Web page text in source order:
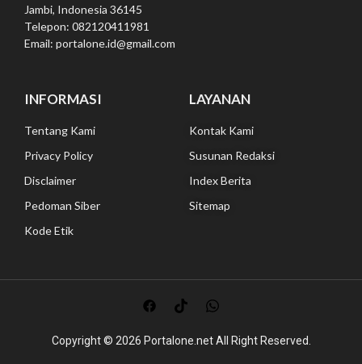
Jambi, Indonesia 36145
Telepon: 082120411981
Email: portalone.id@gmail.com
INFORMASI
Tentang Kami
Privacy Policy
Disclaimer
Pedoman Siber
Kode Etik
LAYANAN
Kontak Kami
Susunan Redaksi
Index Berita
Sitemap
Copyright © 2026 Portalone.net All Right Reserved.